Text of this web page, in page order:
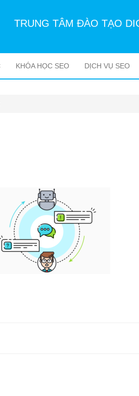
TRUNG TÂM ĐÀO TẠO
KHÓA HỌC SEO DỊCH VỤ SEO